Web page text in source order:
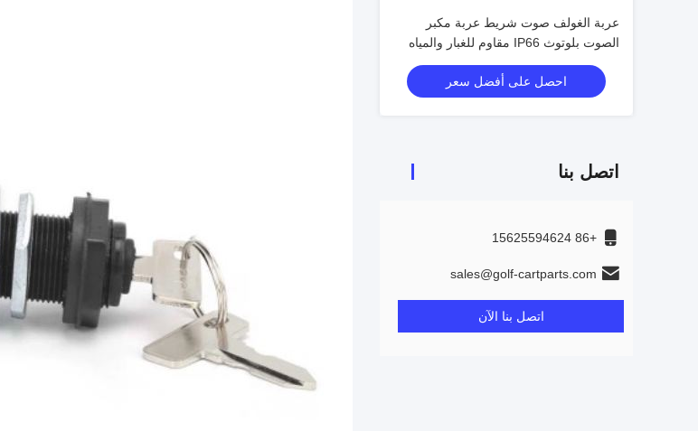
عربة الغولف صوت شريط عربة مكبر
الصوت بلوتوث IP66 مقاوم للغبار والمياه
الصوت المجال الصوتية رائعة الصوت
احصل على أفضل سعر
اتصل بنا
+86 15625594624
sales@golf-cartparts.com
اتصل بنا الآن